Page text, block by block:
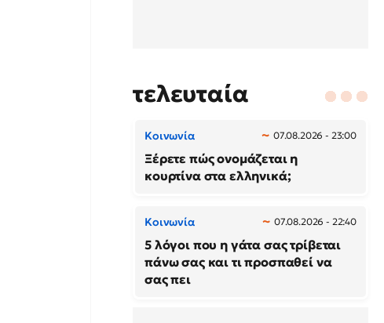
τελευταία
Κοινωνία 07.08.2026 - 23:00
Ξέρετε πώς ονομάζεται η
κουρτίνα στα ελληνικά;
Κοινωνία 07.08.2026 - 22:40
5 λόγοι που η γάτα σας τρίβεται
πάνω σας και τι προσπαθεί να
σας πει